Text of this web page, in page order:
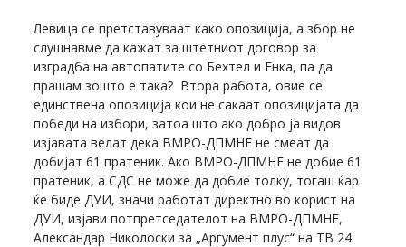
Левица се претставуваат како опозиција, а збор не
слушнавме да кажат за штетниот договор за
изградба на автопатите со Бехтел и Енка, па да
прашам зошто е така? Втора работа, овие се
единствена опозиција кои не сакаат опозицијата да
победи на избори, затоа што ако добро ја видов
изјавата велат дека ВМРО-ДПМНЕ не смеат да
добијат 61 пратеник. Ако ВМРО-ДПМНЕ не добие 61
пратеник, а СДС не може да добие толку, тогаш ќар
ќе биде ДУИ, значи работат директно во корист на
ДУИ, изјави потпретседателот на ВМРО-ДПМНЕ,
Александар Николоски за „Аргумент плус“ на ТВ 24.